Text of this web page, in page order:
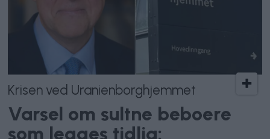
Krisen ved Uranienborghjemmet
Varsel om sultne beboere
som legges tidlig: